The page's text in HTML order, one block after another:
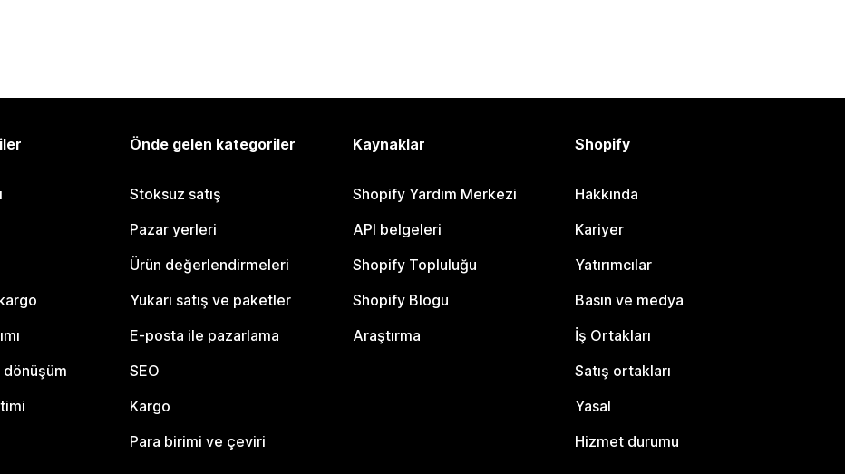
dönüşüm
Önde gelen kategoriler
Stoksuz satış
Pazar yerleri
Ürün değerlendirmeleri
Yukarı satış ve paketler
E-posta ile pazarlama
SEO
Kargo
Para birimi ve çeviri
Kaynaklar
Shopify Yardım Merkezi
API belgeleri
Shopify Topluluğu
Shopify Blogu
Araştırma
Shopify
Hakkında
Kariyer
Yatırımcılar
Basın ve medya
İş Ortakları
Satış ortakları
Yasal
Hizmet durumu